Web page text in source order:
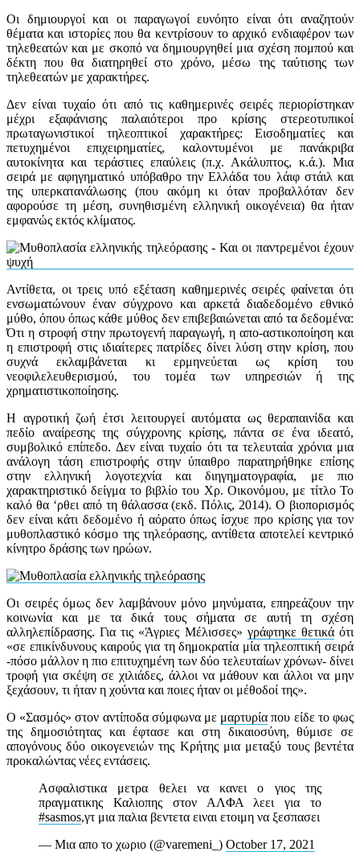
Οι δημιουργοί και οι παραγωγοί ευνόητο είναι ότι αναζητούν
θέματα και ιστορίες που θα κεντρίσουν το αρχικό ενδιαφέρον των
τηλεθεατών και με σκοπό να δημιουργηθεί μια σχέση πομπού και
δέκτη που θα διατηρηθεί στο χρόνο, μέσω της ταύτισης των
τηλεθεατών με χαρακτήρες.
Δεν είναι τυχαίο ότι από τις καθημερινές σειρές περιορίστηκαν
μέχρι εξαφάνισης παλαιότεροι προ κρίσης στερεοτυπικοί
πρωταγωνιστικοί τηλεοπτικοί χαρακτήρες: Εισοδηματίες και
πετυχημένοι επιχειρηματίες, καλοντυμένοι με πανάκριβα
αυτοκίνητα και τεράστιες επαύλεις (π.χ. Ακάλυπτος, κ.ά.). Μια
σειρά με αφηγηματικό υπόβαθρο την Ελλάδα του λάιφ στάιλ και
της υπερκατανάλωσης (που ακόμη κι όταν προβαλλόταν δεν
αφορούσε τη μέση, συνηθισμένη ελληνική οικογένεια) θα ήταν
εμφανώς εκτός κλίματος.
Αντίθετα, οι τρεις υπό εξέταση καθημερινές σειρές φαίνεται ότι
ενσωματώνουν έναν σύγχρονο και αρκετά διαδεδομένο εθνικό
μύθο, όπου όπως κάθε μύθος δεν επιβεβαιώνεται από τα δεδομένα:
Ότι η στροφή στην πρωτογενή παραγωγή, η απο-αστικοποίηση και
η επιστροφή στις ιδιαίτερες πατρίδες δίνει λύση στην κρίση, που
συχνά εκλαμβάνεται κι ερμηνεύεται ως κρίση του
νεοφιλελευθερισμού, του τομέα των υπηρεσιών ή της
χρηματιστικοποίησης.
Η αγροτική ζωή έτσι λειτουργεί αυτόματα ως θεραπαινίδα και
πεδίο αναίρεσης της σύγχρονης κρίσης, πάντα σε ένα ιδεατό,
συμβολικό επίπεδο. Δεν είναι τυχαίο ότι τα τελευταία χρόνια μια
ανάλογη τάση επιστροφής στην ύπαιθρο παρατηρήθηκε επίσης
στην ελληνική λογοτεχνία και διηγηματογραφία, με πιο
χαρακτηριστικό δείγμα το βιβλίο του Χρ. Οικονόμου, με τίτλο Το
καλό θα ‘ρθει από τη θάλασσα (εκδ. Πόλις, 2014). Ο βιοπορισμός
δεν είναι κάτι δεδομένο ή αόρατο όπως ίσχυε προ κρίσης για τον
μυθοπλαστικό κόσμο της τηλεόρασης, αντίθετα αποτελεί κεντρικό
κίνητρο δράσης των ηρώων.
Οι σειρές όμως δεν λαμβάνουν μόνο μηνύματα, επηρεάζουν την
κοινωνία και με τα δικά τους σήματα σε αυτή τη σχέση
αλληλεπίδρασης. Για τις «Άγριες Μέλισσες» γράφτηκε θετικάότι
«σε επικίνδυνους καιρούς για τη δημοκρατία μία τηλεοπτική σειρά
-πόσο μάλλον η πιο επιτυχημένη των δύο τελευταίων χρόνων- δίνει
τροφή για σκέψη σε χιλιάδες, άλλοι να μάθουν και άλλοι να μην
ξεχάσουν, τι ήταν η χούντα και ποιες ήταν οι μέθοδοί της».
Ο «Σασμός» στον αντίποδα σύμφωνα με μαρτυρία που είδε το φως
της δημοσιότητας και έφτασε και στη δικαιοσύνη, θύμισε σε
απογόνους δύο οικογενειών της Κρήτης μια μεταξύ τους βεντέτα
προκαλώντας νέες εντάσεις.
Ασφαλιστικα μετρα θελει να κανει ο γιος της
πραγματικης Καλιοπης στον ΑΛΦΑ λεει για το
#sasmos,γτ μια παλια βεντετα ειναι ετοιμη να ξεσπασει
— Mια απο το χωριο (@varemeni_) October 17, 2021